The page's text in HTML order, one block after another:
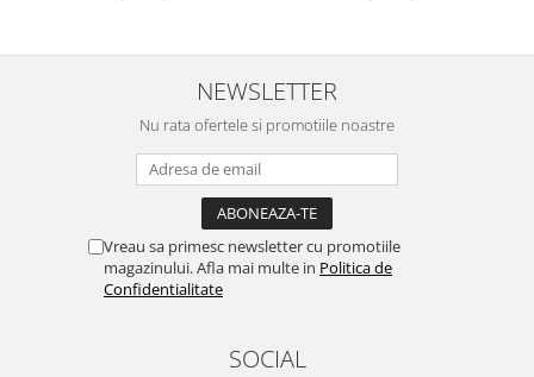
NEWSLETTER
Nu rata ofertele si promotiile noastre
Vreau sa primesc newsletter cu promotiile
magazinului. Afla mai multe in Politica de
Confidentialitate
SOCIAL